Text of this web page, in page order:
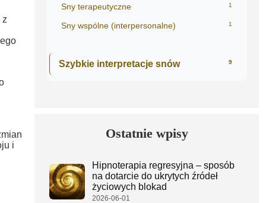
z
i
Sny terapeutyczne 1
Sny wspólne (interpersonalne) 1
Szybkie interpretacje snów 9
Ostatnie wpisy
Hipnoterapia regresyjna – sposób
na dotarcie do ukrytych źródeł
życiowych blokad
2026-06-01